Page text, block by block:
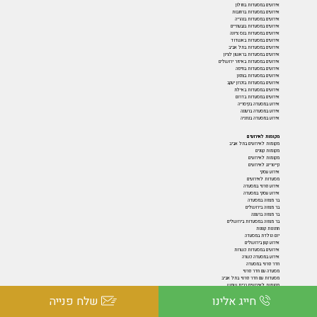
חייג אלינו שלח פנייה
אירועים במסעדות בחולון
אירועים במסעדות ברחובות
אירועים במסעדות בנהריה
אירועים במסעדות בגבעתיים
אירועים במסעדות בנס ציונה
אירועים במסעדות באשדוד
אירועים במסעדות בתל אביב
אירועים במסעדות בראשון לציון
אירועים במסעדות באיזור ירושלים
אירועים במסעדות בחיפה
אירועים במסעדות בצפון
אירועים במסעדות בזכרון יעקב
אירועים במסעדות באילת
אירועים במסעדות בדרום
אירוע במסעדה בקיסריה
אירוע במסעדה ברעננה
אירוע במסעדה בנתניה
מקומות לאירועים
מקומות לאירועים בתל אביב
מקומות קטנים
מקומות לאירועים
קייטרינג לאירועים
אירוע עסקי
מסעדות לאירועים
אירוע פרטי במסעדה
אירוע עסקי במסעדה
בר מצווה במסעדה
בר מצווה בירושלים
בר מצווה ברעננה
בר מצווה במסעדות בירושלים
חתונות קטנות
יום הולדת במסעדה
אירוע קטן בירושלים
אירועים במסעדות כשרות
אירוע במסעדה כשרה
חדר פרטי במסעדה
מסעדה עם חדר פרטי
מסעדות עם חדר פרטי בתל אביב
מקומות לאירועים בבית שמש